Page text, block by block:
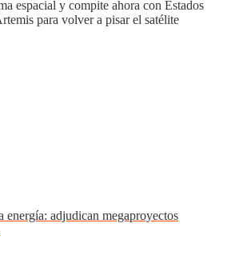
espacial y compite ahora con Estados
para volver a pisar el satélite
energía: adjudican megaproyectos